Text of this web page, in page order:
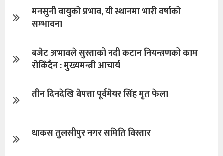
मनसुनी वायुको प्रभाव, यी स्थानमा भारी वर्षाको
सम्भावना
बजेट अभावले सुस्ताको नदी कटान नियन्त्रणको काम
रोकिँदैन : मुख्यमन्त्री आचार्य
तीन दिनदेखि बेपत्ता पूर्वमेयर सिंह मृत फेला
थाकस तुलसीपुर नगर समिति विस्तार